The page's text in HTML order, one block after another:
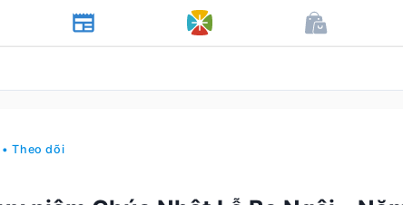
• Theo dõi